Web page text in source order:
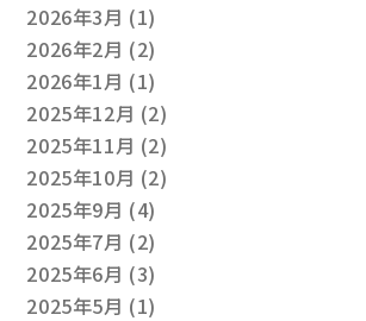
2026年3月 (1)
2026年2月 (2)
2026年1月 (1)
2025年12月 (2)
2025年11月 (2)
2025年10月 (2)
2025年9月 (4)
2025年7月 (2)
2025年6月 (3)
2025年5月 (1)